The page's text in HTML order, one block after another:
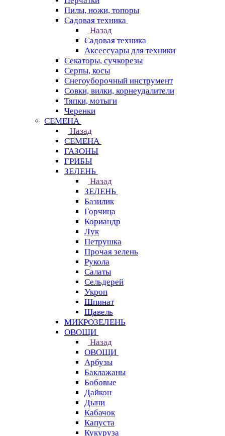
Пилы, ножи, топоры
Садовая техника
Назад
Садовая техника
Аксессуары для техники
Секаторы, сучкорезы
Серпы, косы
Снегоуборочный инструмент
Совки, вилки, корнеудалители
Тяпки, мотыги
Черенки
СЕМЕНА
Назад
СЕМЕНА
ГАЗОНЫ
ГРИБЫ
ЗЕЛЕНЬ
Назад
ЗЕЛЕНЬ
Базилик
Горчица
Кориандр
Лук
Петрушка
Прочая зелень
Рукола
Салаты
Сельдерей
Укроп
Шпинат
Щавель
МИКРОЗЕЛЕНЬ
ОВОЩИ
Назад
ОВОЩИ
Арбузы
Баклажаны
Бобовые
Дайкон
Дыни
Кабачок
Капуста
Кукуруза